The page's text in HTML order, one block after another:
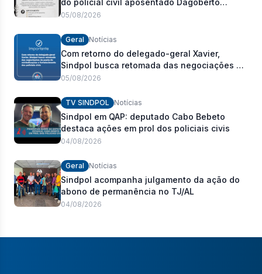
do policial civil aposentado Dagoberto
Carlos Romeiro
05/08/2026
Geral Notícias
Com retorno do delegado-geral Xavier,
Sindpol busca retomada das negociações da
pauta de reivindicações e fortalecimento dos
05/08/2026
TV SINDPOL Notícias
Sindpol em QAP: deputado Cabo Bebeto
destaca ações em prol dos policiais civis
04/08/2026
Geral Notícias
Sindpol acompanha julgamento da ação do
abono de permanência no TJ/AL
04/08/2026